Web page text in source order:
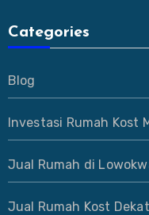
Categories
Blog
Investasi Rumah Kost
Jual Rumah di
Jual Rumah Kost